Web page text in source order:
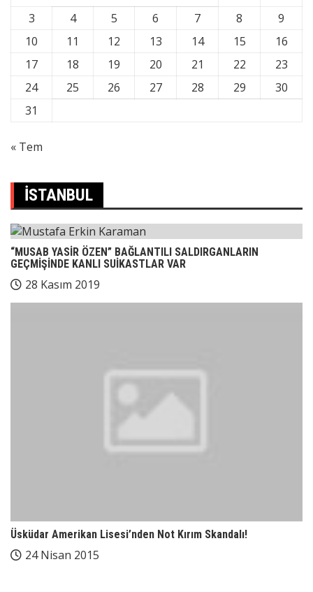
3
4 5 6 7 8
9
10
11 12 13 14 15
16
17
18 19 20 21 22
23
24
25 26 27 28 29
30
31
« Tem
İSTANBUL
“MUSAB YASİR ÖZEN” BAĞLANTILI SALDIRGANLARIN
GEÇMİŞİNDE KANLI SUİKASTLAR VAR
28 Kasım 2019
Üsküdar Amerikan Lisesi’nden Not Kırım Skandalı!
24 Nisan 2015